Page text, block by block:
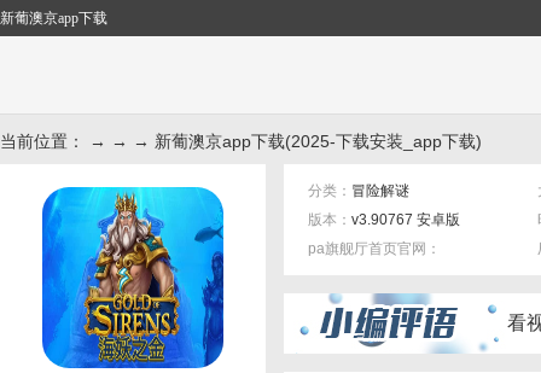
新葡澳京app下载
当前位置： → → → 新葡澳京app下载(2025-下载安装_app下载)
分类： 冒险解谜
版本： v3.90767 安卓版
pa旗舰厅首页官网：
看